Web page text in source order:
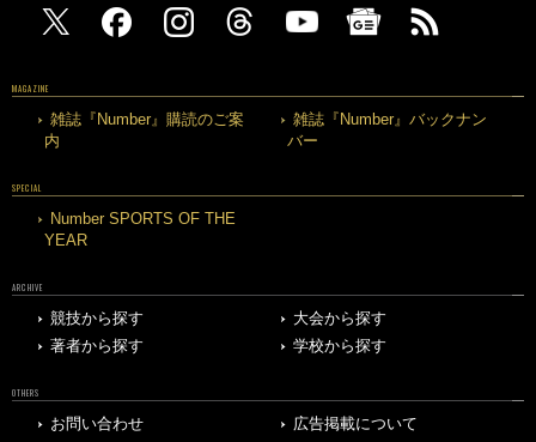
MAGAZINE
雑誌『Number』購読のご案
内
雑誌『Number』バックナン
バー
SPECIAL
Number SPORTS OF THE
YEAR
ARCHIVE
競技から探す
大会から探す
著者から探す
学校から探す
OTHERS
お問い合わせ 広告掲載について